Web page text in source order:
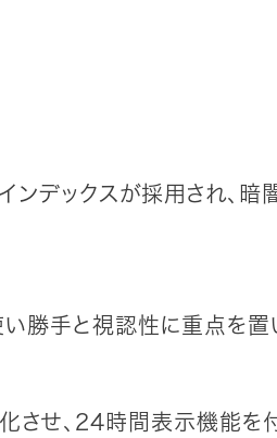
ンデックスが採用され、暗
い勝手と視認性に重点を
化させ、24時間表示機能を